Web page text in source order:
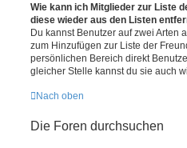
Wie kann ich Mitglieder zur Liste
diese wieder aus den Listen
Du kannst Benutzer auf zwei Arten
zum Hinzufügen zur Liste der
persönlichen Bereich direkt
gleicher Stelle kannst du sie auch
Nach oben
Die Foren durchsuchen